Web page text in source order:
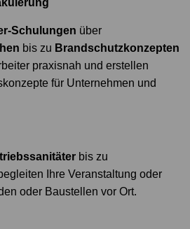
Schulungen über
bis zu Brandschutzkonzepten
praxisnah und erstellen
für Unternehmen und
bis zu
Ihre Veranstaltung oder
oder Baustellen vor Ort.